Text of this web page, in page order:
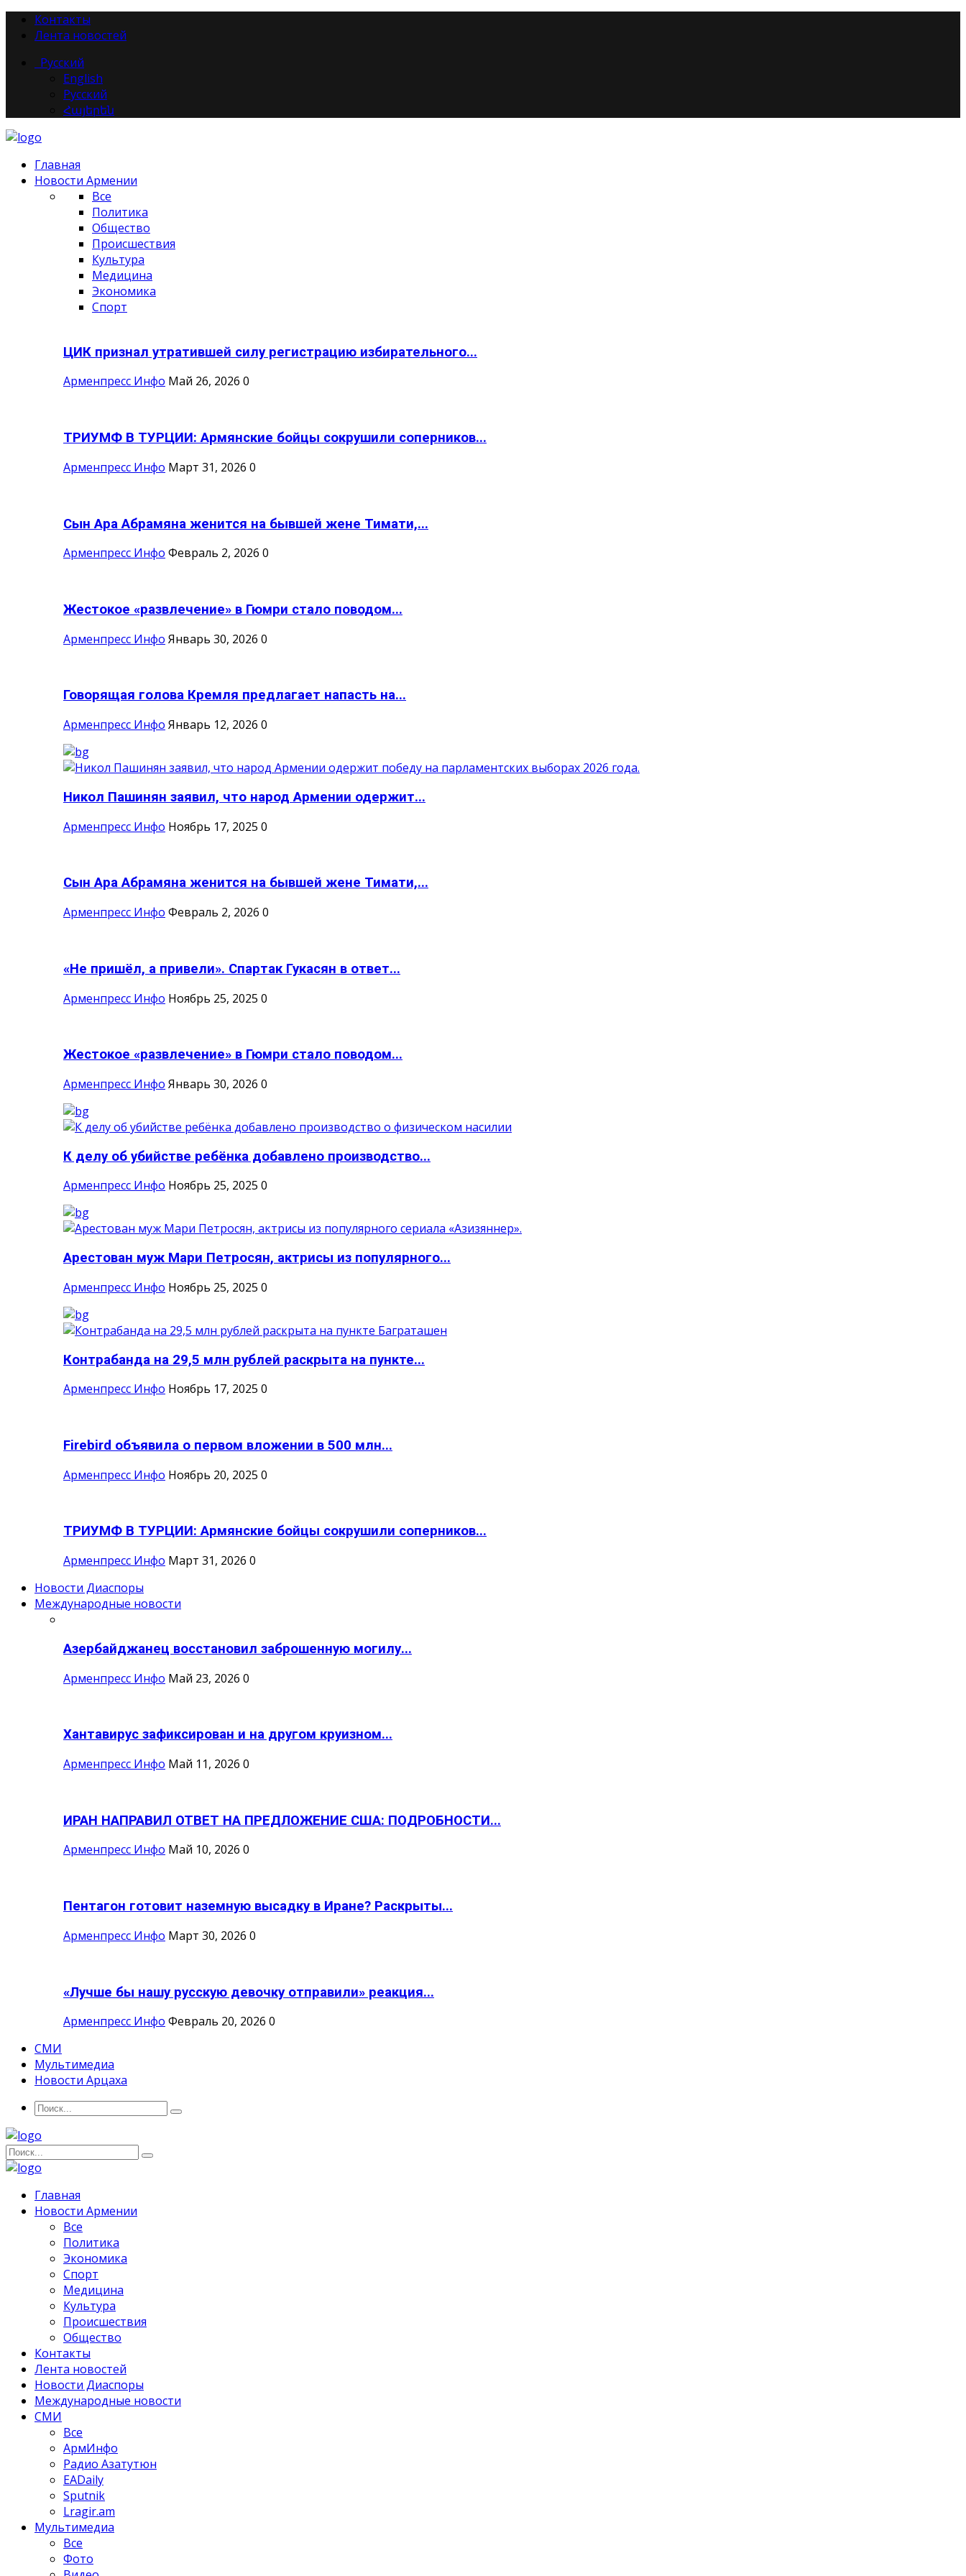
Контакты
Лента новостей
Русский
English
Русский
Հայերեն
Главная
Новости Армении
Все
Политика
Общество
Происшествия
Культура
Медицина
Экономика
Спорт
ЦИК признал утратившей силу регистрацию избирательного...
Арменпресс Инфо Май 26, 2026 0
ТРИУМФ В ТУРЦИИ: Армянские бойцы сокрушили соперников...
Арменпресс Инфо Март 31, 2026 0
Сын Ара Абрамяна женится на бывшей жене Тимати,...
Арменпресс Инфо Февраль 2, 2026 0
Жестокое «развлечение» в Гюмри стало поводом...
Арменпресс Инфо Январь 30, 2026 0
Говорящая голова Кремля предлагает напасть на...
Арменпресс Инфо Январь 12, 2026 0
Никол Пашинян заявил, что народ Армении одержит...
Арменпресс Инфо Ноябрь 17, 2025 0
Сын Ара Абрамяна женится на бывшей жене Тимати,...
Арменпресс Инфо Февраль 2, 2026 0
«Не пришёл, а привели». Спартак Гукасян в ответ...
Арменпресс Инфо Ноябрь 25, 2025 0
Жестокое «развлечение» в Гюмри стало поводом...
Арменпресс Инфо Январь 30, 2026 0
К делу об убийстве ребёнка добавлено производство...
Арменпресс Инфо Ноябрь 25, 2025 0
Арестован муж Мари Петросян, актрисы из популярного...
Арменпресс Инфо Ноябрь 25, 2025 0
Контрабанда на 29,5 млн рублей раскрыта на пункте...
Арменпресс Инфо Ноябрь 17, 2025 0
Firebird объявила о первом вложении в 500 млн...
Арменпресс Инфо Ноябрь 20, 2025 0
ТРИУМФ В ТУРЦИИ: Армянские бойцы сокрушили соперников...
Арменпресс Инфо Март 31, 2026 0
Новости Диаспоры
Международные новости
Азербайджанец восстановил заброшенную могилу...
Арменпресс Инфо Май 23, 2026 0
Хантавирус зафиксирован и на другом круизном...
Арменпресс Инфо Май 11, 2026 0
ИРАН НАПРАВИЛ ОТВЕТ НА ПРЕДЛОЖЕНИЕ США: ПОДРОБНОСТИ...
Арменпресс Инфо Май 10, 2026 0
Пентагон готовит наземную высадку в Иране? Раскрыты...
Арменпресс Инфо Март 30, 2026 0
«Лучше бы нашу русскую девочку отправили» реакция...
Арменпресс Инфо Февраль 20, 2026 0
СМИ
Мультимедиа
Новости Арцаха
Главная
Новости Армении
Все
Политика
Экономика
Спорт
Медицина
Культура
Происшествия
Общество
Контакты
Лента новостей
Новости Диаспоры
Международные новости
СМИ
Все
АрмИнфо
Радио Азатутюн
EADaily
Sputnik
Lragir.am
Мультимедиа
Все
Фото